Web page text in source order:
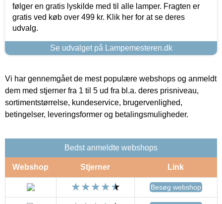
følger en gratis lyskilde med til alle lamper. Fragten er
gratis ved køb over 499 kr. Klik her for at se deres
udvalg.
Se udvalget på Lampemesteren.dk
Vi har gennemgået de mest populære webshops og anmeldt
dem med stjerner fra 1 til 5 ud fra bl.a. deres prisniveau,
sortimentstørrelse, kundeservice, brugervenlighed,
betingelser, leveringsformer og betalingsmuligheder.
Bedst anmeldte webshops
Webshop Stjerner Link
Besøg webshop